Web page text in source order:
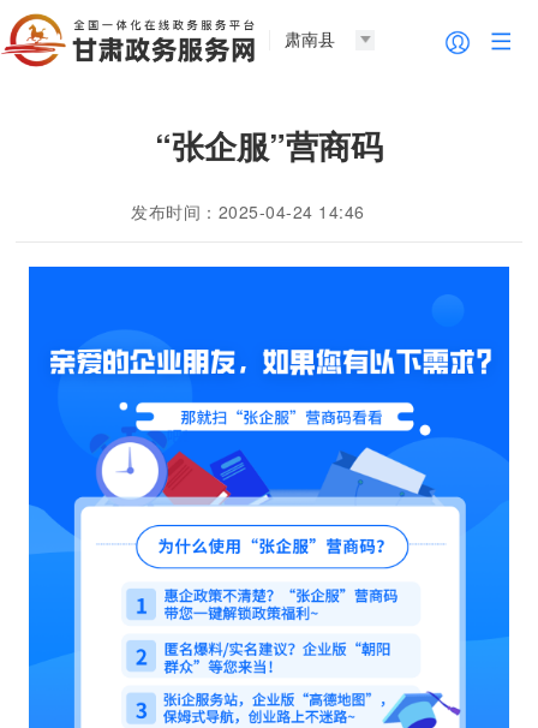
肃南县
“张企服”营商码
发布时间：2025-04-24 14:46